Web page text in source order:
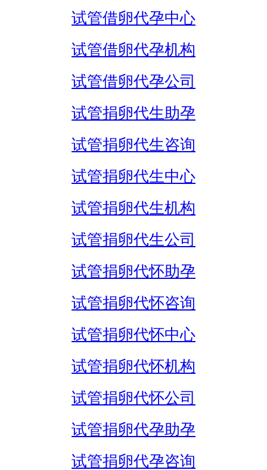
试管借卵代孕中心
试管借卵代孕机构
试管借卵代孕公司
试管捐卵代生助孕
试管捐卵代生咨询
试管捐卵代生中心
试管捐卵代生机构
试管捐卵代生公司
试管捐卵代怀助孕
试管捐卵代怀咨询
试管捐卵代怀中心
试管捐卵代怀机构
试管捐卵代怀公司
试管捐卵代孕助孕
试管捐卵代孕咨询